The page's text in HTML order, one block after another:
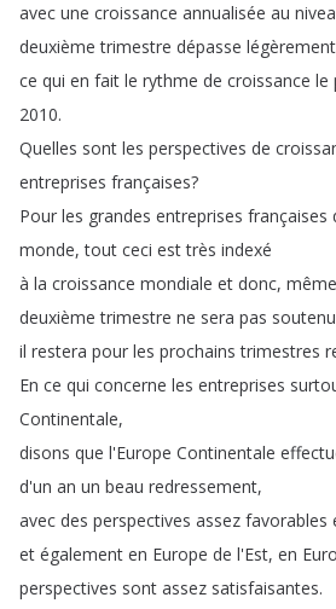
avec une croissance annualisée au
deuxième trimestre dépasse légèrement
ce qui en fait le rythme de croissance le
2010.
Quelles sont les perspectives de
entreprises françaises?
Pour les grandes entreprises françaises
monde,tout ceci est très indexé
à la croissance mondiale et donc, même
deuxième trimestre ne sera pas soutenu
il restera pour les prochains trimestres
En ce qui concerne les entreprises
Continentale,
disons que l'Europe Continentale
d'un an un beau redressement,
avec des perspectives assez favorables
et également en Europe de l'Est, en
perspectives sont assez satisfaisantes.